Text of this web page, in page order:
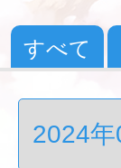
すべて